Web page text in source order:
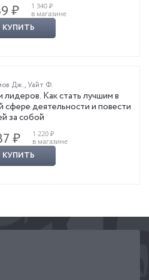
₽
1 340 ₽
в магазине
КУПИТЬ
Дж.,Уайт Ф.
лидеров. Как стать лучшим в
сфере деятельности и повести
за собой
₽
1 220 ₽
в магазине
КУПИТЬ